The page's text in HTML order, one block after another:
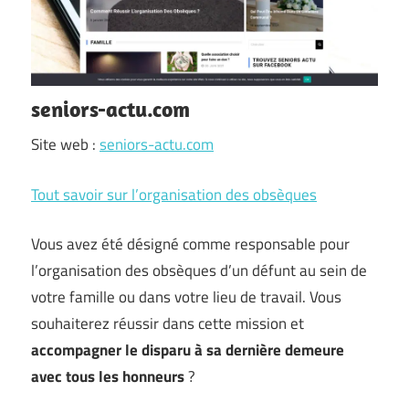
seniors-actu.com
Site web :seniors-actu.com
Tout savoir sur l’organisation des obsèques
Vous avez été désigné comme responsable pour
l’organisation des obsèques d’un défunt au sein de
votre famille ou dans votre lieu de travail. Vous
souhaiterez réussir dans cette mission et
accompagner le disparu à sa dernière demeure
avec tous les honneurs?